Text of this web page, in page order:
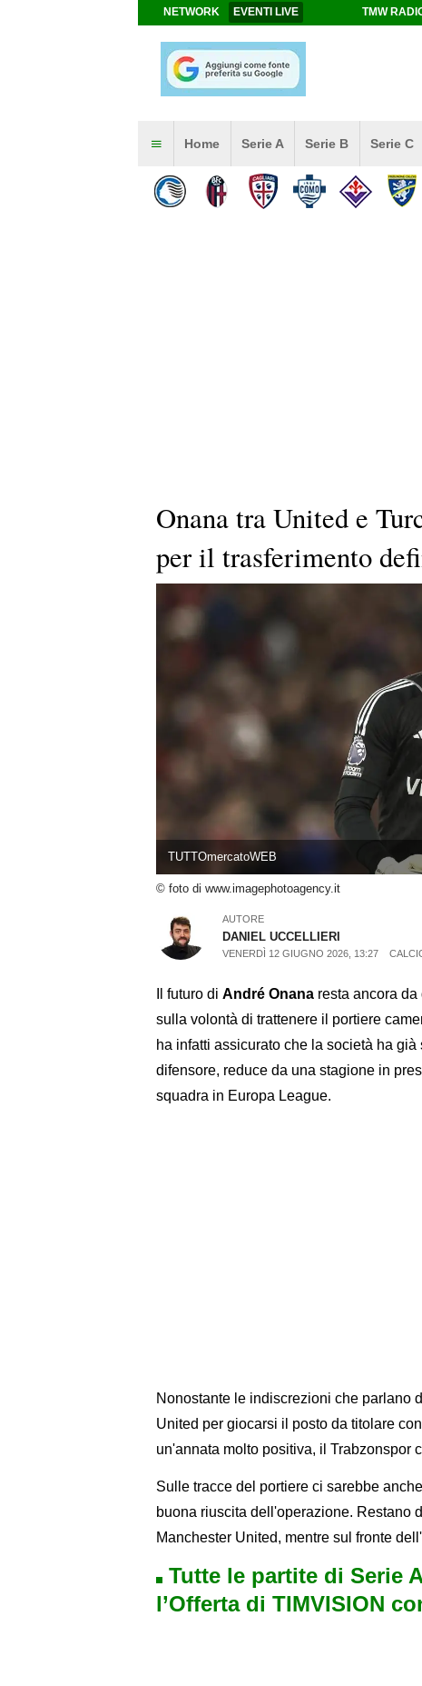
NETWORK EVENTI LIVE TMW
Home Serie A Serie B Serie C
Onana tra United e
per il trasferimento
TUTTOmercatoWEB
© foto di www.imagephotoagency.it
AUTORE
DANIEL UCCELLIERI
VENERDÌ 12 GIUGNO 2026, 13:27
Il futuro di André Onana resta ancora
sulla volontà di trattenere il portiere
ha infatti assicurato che la società ha
difensore, reduce da una stagione in
squadra in Europa League.
Nonostante le indiscrezioni che parlano
United per giocarsi il posto da titolare
un'annata molto positiva, il Trabzonspor
Sulle tracce del portiere ci sarebbe
buona riuscita dell'operazione. Restano
Manchester United, mentre sul fronte
Tutte le partite di Serie
l’Offerta di TIMVISION